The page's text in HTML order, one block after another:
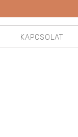
KAPCSOLAT